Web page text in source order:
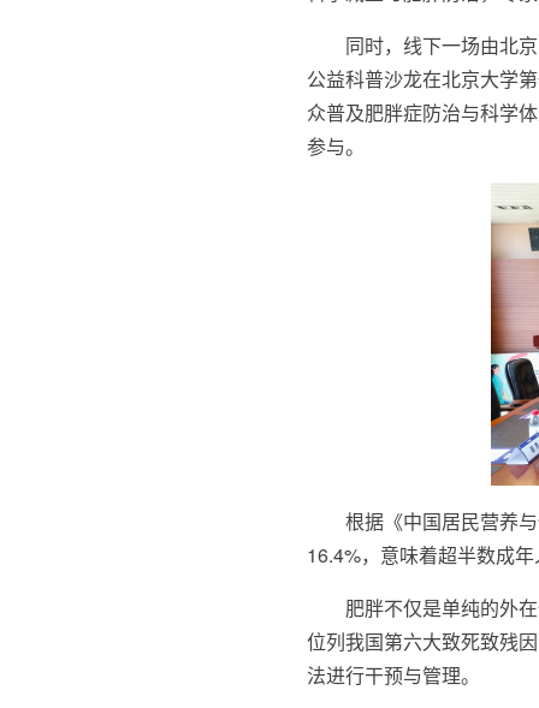
同时，线下一场由北
公益科普沙龙在北京大学
众普及肥胖症防治与科学
参与。
根据《中国居民营养
16.4%，意味着超半数成
肥胖不仅是单纯的外
位列我国第六大致死致残
法进行干预与管理。